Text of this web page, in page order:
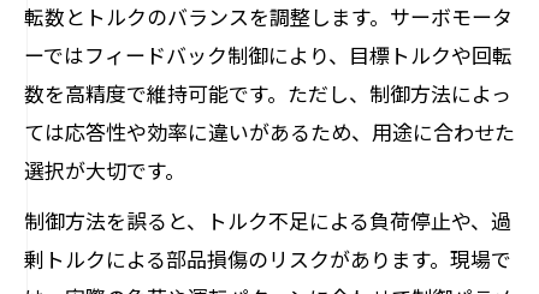
転数とトルクのバランスを調整します。サーボモータ
ーではフィードバック制御により、目標トルクや回転
数を高精度で維持可能です。ただし、制御方法によっ
ては応答性や効率に違いがあるため、用途に合わせた
選択が大切です。
制御方法を誤ると、トルク不足による負荷停止や、過
剰トルクによる部品損傷のリスクがあります。現場で